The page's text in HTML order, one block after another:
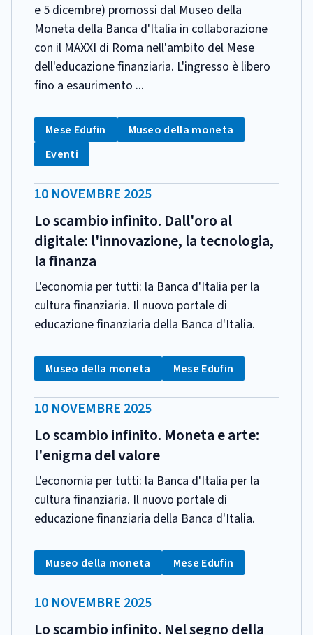
e 5 dicembre) promossi dal Museo della
Moneta della Banca d'Italia in collaborazione
con il MAXXI di Roma nell'ambito del Mese
dell'educazione finanziaria. L'ingresso è libero
fino a esaurimento ...
CATEGORIA:
Tag:
Mese Edufin Tag:
Museo della moneta
Tag:
Eventi
DATA
PUBBLICAZIONE:
10 NOVEMBRE 2025
Lo scambio infinito. Dall'oro al
digitale: l'innovazione, la tecnologia,
la finanza
L'economia per tutti: la Banca d'Italia per la
cultura finanziaria. Il nuovo portale di
educazione finanziaria della Banca d'Italia.
CATEGORIA:
Tag:
Museo della moneta Tag:
Mese Edufin
DATA
PUBBLICAZIONE:
10 NOVEMBRE 2025
Lo scambio infinito. Moneta e arte:
l'enigma del valore
L'economia per tutti: la Banca d'Italia per la
cultura finanziaria. Il nuovo portale di
educazione finanziaria della Banca d'Italia.
CATEGORIA:
Tag:
Museo della moneta Tag:
Mese Edufin
DATA
PUBBLICAZIONE:
10 NOVEMBRE 2025
Lo scambio infinito. Nel segno della